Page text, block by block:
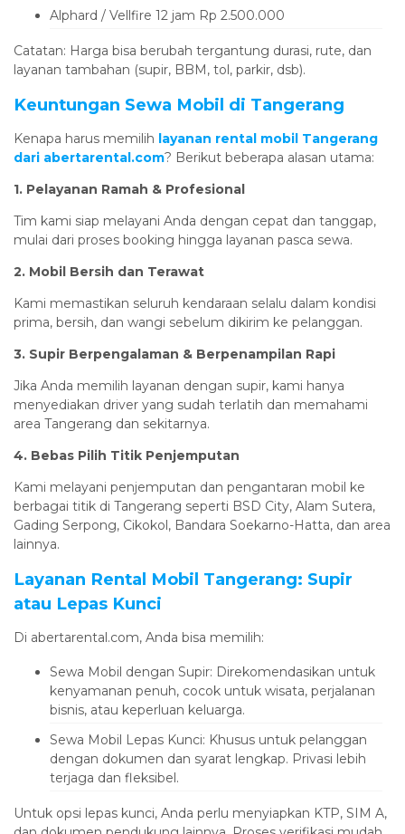
Alphard / Vellfire 12 jam Rp 2.500.000
Catatan: Harga bisa berubah tergantung durasi, rute, dan
layanan tambahan (supir, BBM, tol, parkir, dsb).
Keuntungan Sewa Mobil di Tangerang
Kenapa harus memilih layanan rental mobil Tangerang
dari abertarental.com? Berikut beberapa alasan utama:
1. Pelayanan Ramah & Profesional
Tim kami siap melayani Anda dengan cepat dan tanggap,
mulai dari proses booking hingga layanan pasca sewa.
2. Mobil Bersih dan Terawat
Kami memastikan seluruh kendaraan selalu dalam kondisi
prima, bersih, dan wangi sebelum dikirim ke pelanggan.
3. Supir Berpengalaman & Berpenampilan Rapi
Jika Anda memilih layanan dengan supir, kami hanya
menyediakan driver yang sudah terlatih dan memahami
area Tangerang dan sekitarnya.
4. Bebas Pilih Titik Penjemputan
Kami melayani penjemputan dan pengantaran mobil ke
berbagai titik di Tangerang seperti BSD City, Alam Sutera,
Gading Serpong, Cikokol, Bandara Soekarno-Hatta, dan area
lainnya.
Layanan Rental Mobil Tangerang: Supir
atau Lepas Kunci
Di abertarental.com, Anda bisa memilih:
Sewa Mobil dengan Supir: Direkomendasikan untuk
kenyamanan penuh, cocok untuk wisata, perjalanan
bisnis, atau keperluan keluarga.
Sewa Mobil Lepas Kunci: Khusus untuk pelanggan
dengan dokumen dan syarat lengkap. Privasi lebih
terjaga dan fleksibel.
Untuk opsi lepas kunci, Anda perlu menyiapkan KTP, SIM A,